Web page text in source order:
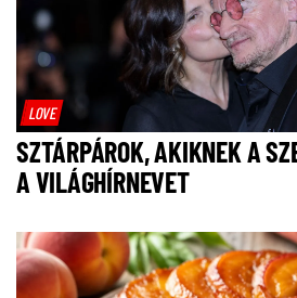
LOVE
SZTÁRPÁROK, AKIKNEK A
A VILÁGHÍRNEVET